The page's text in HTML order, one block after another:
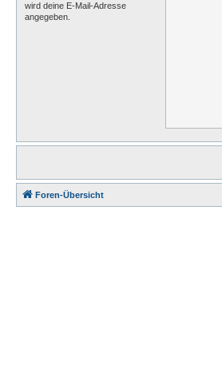
wird deine E-Mail-Adresse
angegeben.
Foren-Übersicht